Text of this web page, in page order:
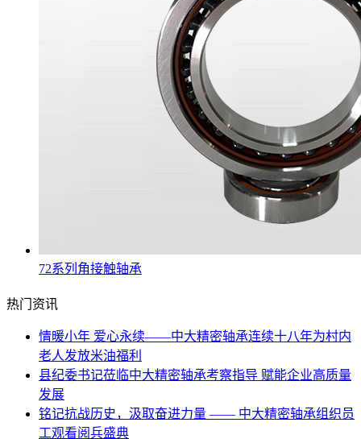
72系列角接触轴承
热门资讯
情暖小年 爱心永续——中大精密轴承连续十八年为村内
老人发放米油福利
县纪委书记莅临中大精密轴承考察指导 赋能企业高质量
发展
铭记抗战历史，汲取奋进力量 —— 中大精密轴承组织员
工观看阅兵盛典